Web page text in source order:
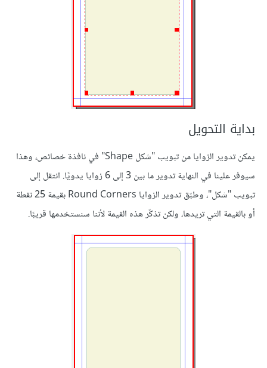
بداية التحويل
يمكن تدوير الزوايا من تبويب "شكل Shape" في نافذة خصائص، وهذا
سيوفر علينا في النهاية تدوير ما بين 3 إلى 6 زوايا يدويًا. انتقل إلى
تبويب "شكل"، وطبّق تدوير الزوايا Round Corners بقيمة 25 نقطة
أو بالقيمة التي تريدها، ولكن تذكّر هذه القيمة لأننا سنستخدمها قريبًا.